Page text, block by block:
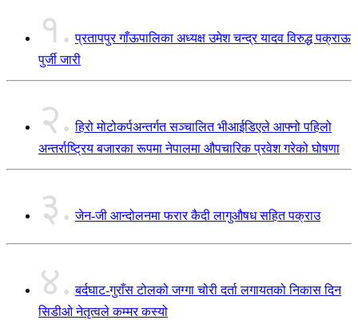
१. प्रतापपुर गाँऊपालिका अध्यक्ष उमेश चन्द्र यादव विरुद्ध पक्राऊ
पुर्जी जारी
२. हिरो मोटोकर्पअन्तर्गत सञ्चालित भीआईडिएले आफ्नो पहिलो
अन्तर्राष्ट्रिय बजारका रूपमा नेपालमा औपचारिक प्रवेश गरेको घोषणा
३. जेन-जी आन्दोलनमा फरार कैदी लागुऔषध सहित पक्राउ
४. बर्दघाट-गुराँस टोलको जग्गा चोरी दर्ता लगायतको निकास दिन
सिडीओ नेतृत्वले कम्मर कस्यो